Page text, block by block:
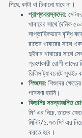
পিষে, কাটা বা চিবানো যাবে না।
প্রাপ্তবয়স্কদের:
খাবারের সাথে দৈনিক
সাপ্তাহিকভাবে বৃদ্ধি
রাতের খাবারের সাথে
দুইবার খাবারের সাথে
গ্রহণকারী রোগী তাদের
রিলিস ট্যাবলেটে স্যুইচ
শিশুদের: শিশুদের
গবেষণা হয়নি।
কিডনির সমস্যাজনিত
মি২এর নিচে, তাদের
মিনিট/১.৭৩ মি২এর
করতে হবে।